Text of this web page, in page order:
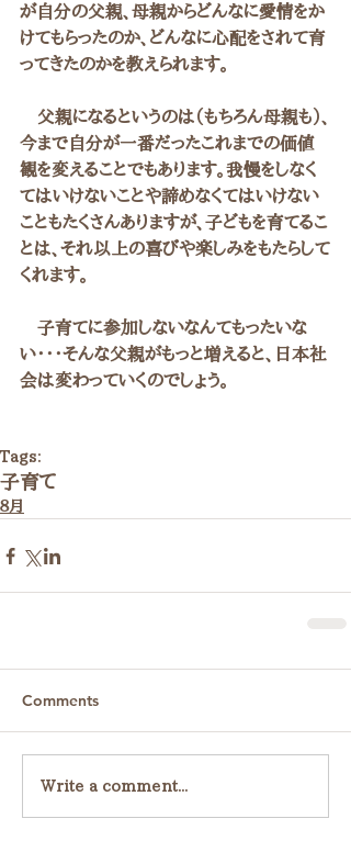
が自分の父親、母親からどんなに愛情をか
けてもらったのか、どんなに心配をされて育
ってきたのかを教えられます。
父親になるというのは（もちろん母親も）、
今まで自分が一番だったこれまでの価値
観を変えることでもあります。我慢をしなく
てはいけないことや諦めなくてはいけない
こともたくさんありますが、子どもを育てるこ
とは、それ以上の喜びや楽しみをもたらして
くれます。
子育てに参加しないなんてもったいな
い・・・そんな父親がもっと増えると、日本社
会は変わっていくのでしょう。
Tags:
子育て
８月
Comments
Write a comment...